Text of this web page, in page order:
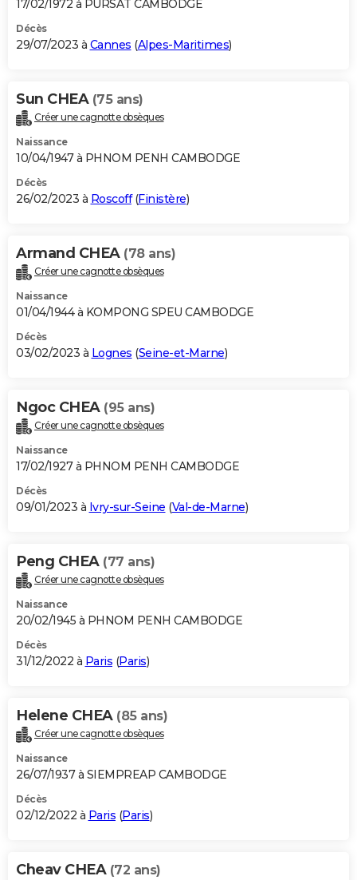
17/02/1972 à PURSAT CAMBODGE
Décès
29/07/2023 à Cannes (Alpes-Maritimes)
Sun CHEA (75 ans)
Créer une cagnotte obsèques
Naissance
10/04/1947 à PHNOM PENH CAMBODGE
Décès
26/02/2023 à Roscoff(Finistère)
Armand CHEA (78 ans)
Créer une cagnotte obsèques
Naissance
01/04/1944 à KOMPONG SPEU CAMBODGE
Décès
03/02/2023 à Lognes (Seine-et-Marne)
Ngoc CHEA (95 ans)
Créer une cagnotte obsèques
Naissance
17/02/1927 à PHNOM PENH CAMBODGE
Décès
09/01/2023 à Ivry-sur-Seine (Val-de-Marne)
Peng CHEA (77 ans)
Créer une cagnotte obsèques
Naissance
20/02/1945 à PHNOM PENH CAMBODGE
Décès
31/12/2022 à Paris (Paris)
Helene CHEA (85 ans)
Créer une cagnotte obsèques
Naissance
26/07/1937 à SIEMPREAP CAMBODGE
Décès
02/12/2022 à Paris (Paris)
Cheav CHEA (72 ans)